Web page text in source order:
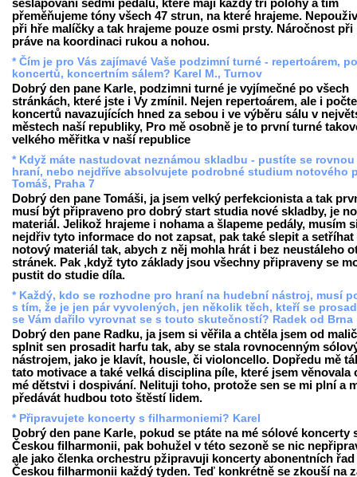
sešlapování sedmi pedálů, které mají každý tři polohy a tím
přeměňujeme tóny všech 47 strun, na které hrajeme.
při hře malíčky a tak hrajeme pouze osmi prsty. Náročnost při
práve na koordinaci rukou a nohou.
* Čím je pro Vás zajímavé Vaše podzimní turné - repertoárem,
koncertů, koncertním sálem? Karel M., Turnov
Dobrý den pane Karle, podzimni turné je vyjímečné po všech
stránkách, které jste i Vy zmínil. Nejen repertoárem, ale i
koncertů navazujících hned za sebou i ve výběru sálu v
městech naší republiky, Pro mě osobně je to první turné
velkého měřitka v naší republice
* Když máte nastudovat neznámou skladbu - pustíte se rovnou
hraní, nebo nejdříve absolvujete podrobné studium notového
Tomáš, Praha 7
Dobrý den pane Tomáši, ja jsem velký perfekcionista a tak
musí být připraveno pro dobrý start studia nové skladby, je
materiál. Jelikož hrajeme i nohama a šlapeme pedály, musím
nejdřiv tyto informace do not zapsat, pak také slepit a setříhat
notový materiál tak, abych z něj mohla hrát i bez neustáleho
stránek. Pak ,když tyto základy jsou všechny připraveny se
pustit do studie díla.
* Každý, kdo se rozhodne pro hraní na hudební nástroj, musí
s tím, že je jen pár vyvolených, jen několik těch, kteří se
se Vám dařilo vyrovnat se s touto skutečností? Radek od Brna
Dobrý den pane Radku, ja jsem si věřila a chtěla jsem od
splnit sen prosadit harfu tak, aby se stala rovnocenným
nástrojem, jako je klavít, housle, či violoncello. Dopředu mě
tato motivace a také velká disciplina píle, které jsem věnovala
mé dětstvi i dospivání. Nelituji toho, protože sen se mi plní a
předávát hudbou toto štěstí lidem.
* Připravujete koncerty s filharmoniemi? Karel
Dobrý den pane Karle, pokud se ptáte na mé sólové koncerty
Českou filharmonii, pak bohužel v této sezoně se nic
ale jako členka orchestru pžipravuji koncerty abonentních řad
Českou filharmonii každý tyden. Teď konkrétně se zkouší na